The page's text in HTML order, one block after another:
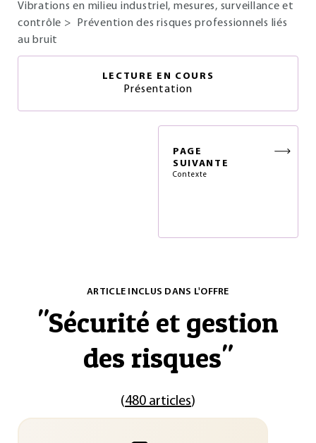
Vibrations en milieu industriel, mesures, surveillance et
contrôle >
Prévention des risques professionnels liés
au bruit
LECTURE EN COURS
Présentation
PAGE
SUIVANTE
Contexte
ARTICLE INCLUS DANS L'OFFRE
"Sécurité et gestion
des risques"
(480 articles)